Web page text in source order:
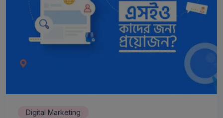
Digital Marketing